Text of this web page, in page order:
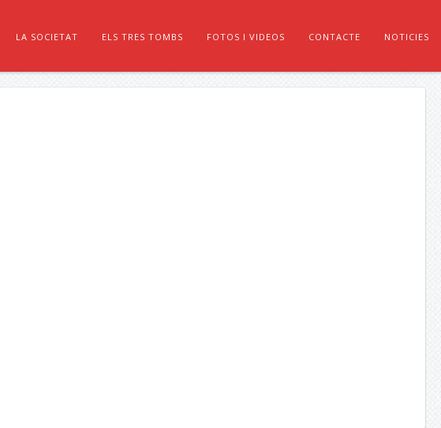
LA SOCIETAT ELS TRES TOMBS FOTOS I VIDEOS CONTACTE NOTICIES